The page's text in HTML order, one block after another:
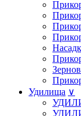
Удилища ∨